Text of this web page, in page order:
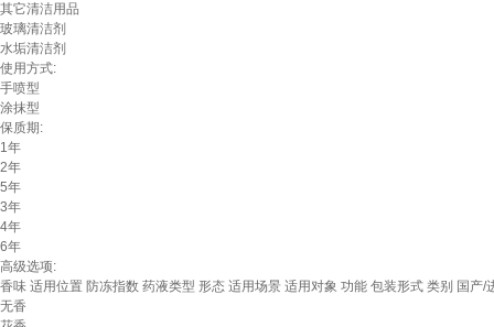
其它清洁用品
玻璃清洁剂
水垢清洁剂
使用方式:
手喷型
涂抹型
保质期:
1年
2年
5年
3年
4年
6年
高级选项:
香味 适用位置 防冻指数 药液类型 形态 适用场景 适用对象 功能 包装形式 类别 国产/
无香